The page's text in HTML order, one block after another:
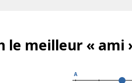
le meilleur « ami
A